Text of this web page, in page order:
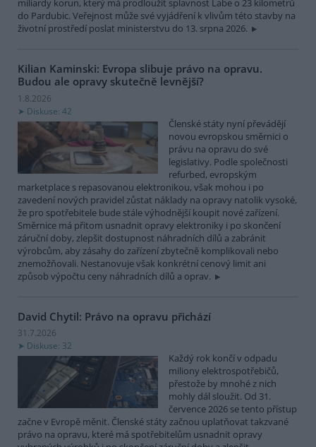
miliardy korun, který má prodloužit splavnost Labe o 23 kilometrů
do Pardubic. Veřejnost může své vyjádření k vlivům této stavby na
životní prostředí poslat ministerstvu do 13. srpna 2026.
Kilian Kaminski: Evropa slibuje právo na opravu.
Budou ale opravy skutečně levnější?
1.8.2026
Diskuse: 42
Členské státy nyní převádějí
novou evropskou směrnici o
právu na opravu do své
legislativy. Podle společnosti
refurbed, evropským
marketplace s repasovanou elektronikou, však mohou i po
zavedení nových pravidel zůstat náklady na opravy natolik vysoké,
že pro spotřebitele bude stále výhodnější koupit nové zařízení.
Směrnice má přitom usnadnit opravy elektroniky i po skončení
záruční doby, zlepšit dostupnost náhradních dílů a zabránit
výrobcům, aby zásahy do zařízení zbytečně komplikovali nebo
znemožňovali. Nestanovuje však konkrétní cenový limit ani
způsob výpočtu ceny náhradních dílů a oprav.
David Chytil: Právo na opravu přichází
31.7.2026
Diskuse: 32
Každý rok končí v odpadu
miliony elektrospotřebičů,
přestože by mnohé z nich
mohly dál sloužit. Od 31.
července 2026 se tento přístup
začne v Evropě měnit. Členské státy začnou uplatňovat takzvané
právo na opravu, které má spotřebitelům usnadnit opravy